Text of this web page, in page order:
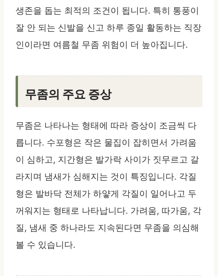
생존을 돕는 최적의 조건이 됩니다. 특히 통풍이
잘 안 되는 신발을 신고 하루 종일 활동하는 직장
인이라면 여름철 무좀 위험이 더 높아집니다.
무좀의 주요 증상
무좀은 나타나는 형태에 따라 증상이 조금씩 다
릅니다. 수포형은 작은 물집이 잡히면서 가려움
이 심하고, 지간형은 발가락 사이가 짓무르고 갈
라지며 냄새가 심해지는 것이 특징입니다. 각질
형은 발바닥 전체가 하얗게 각질이 일어나고 두
꺼워지는 형태로 나타납니다. 가려움, 따가움, 각
질, 냄새 중 하나라도 지속된다면 무좀을 의심해
볼 수 있습니다.